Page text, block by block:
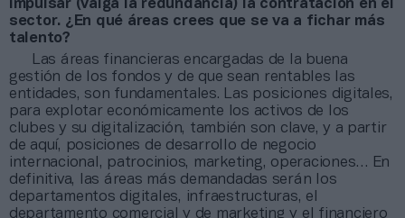
impulsar (valga la redundancia) la contratación en el
sector. ¿En qué áreas crees que se va a fichar más
talento?
Las áreas financieras encargadas de la buena
gestión de los fondos y de que sean rentables las
entidades, son fundamentales. Las posiciones digitales,
para explotar económicamente los activos de los
clubes y su digitalización, también son clave, y a partir
de aquí, posiciones de desarrollo de negocio
internacional, patrocinios, marketing, operaciones… En
definitiva, las áreas más demandadas serán los
departamentos digitales, infraestructuras, el
departamento comercial y de marketing y el financiero